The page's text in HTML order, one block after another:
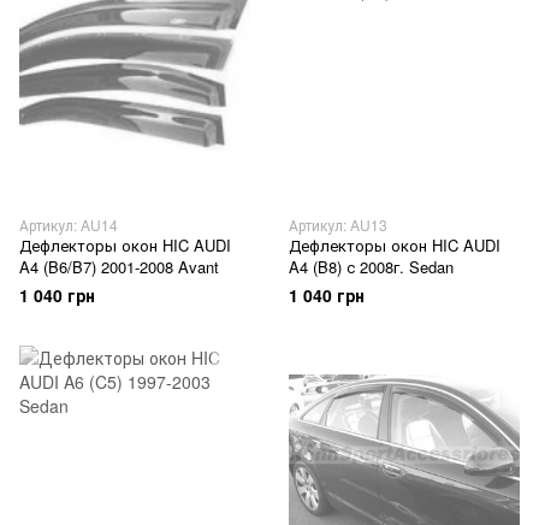
Артикул: AU14
Дефлекторы окон HIC AUDI
A4 (B6/B7) 2001-2008 Avant
1 040 грн
Артикул: AU13
Дефлекторы окон HIC AUDI
A4 (B8) с 2008г. Sedan
1 040 грн